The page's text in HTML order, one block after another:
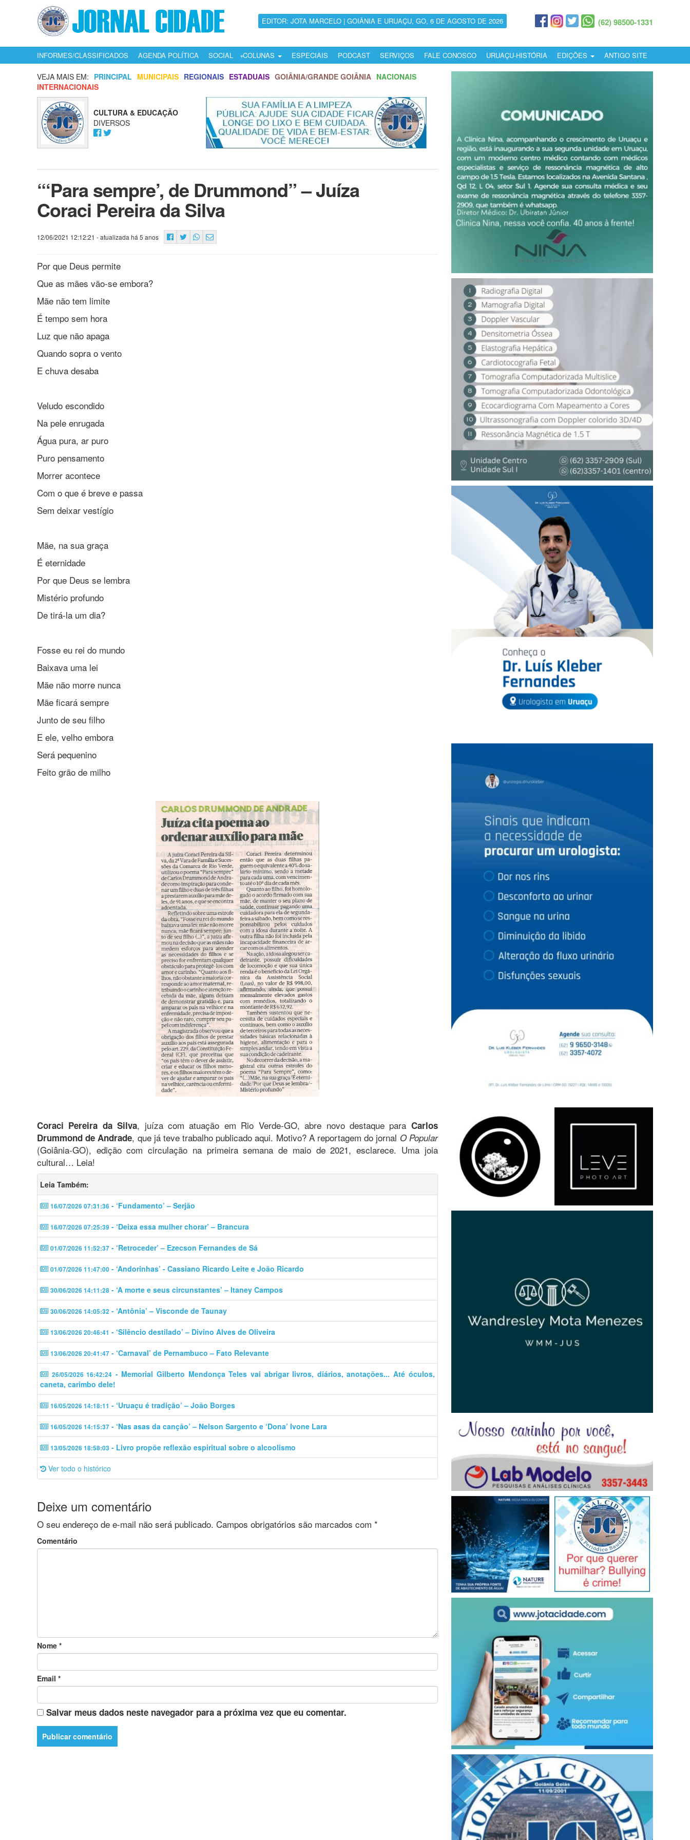
EDITOR: JOTA MARCELO | GOIÂNIA E URUAÇU, GO, 6 DE AGOSTO DE 2026 (62) 98500-1331
INFORMES/CLASSIFICADOS AGENDA POLÍTICA SOCIAL COLUNAS ESPECIAIS PODCAST SERVIÇOS FALE CONOSCO URUAÇU-HISTÓRIA EDIÇÕES ANTIGO SITE
VEJA MAIS EM: PRINCIPAL MUNICIPAIS REGIONAIS ESTADUAIS GOIÂNIA/GRANDE GOIÂNIA NACIONAIS
INTERNACIONAIS
CULTURA & EDUCAÇÃO
DIVERSOS
“‘Para sempre’, de Drummond” – Juíza
Coraci Pereira da Silva
12/06/2021 12:12:21 - atualizada há 5 anos
Por que Deus permite
Que as mães vão-se embora?
Mãe não tem limite
É tempo sem hora
Luz que não apaga
Quando sopra o vento
E chuva desaba
Veludo escondido
Na pele enrugada
Água pura, ar puro
Puro pensamento
Morrer acontece
Com o que é breve e passa
Sem deixar vestígio
Mãe, na sua graça
É eternidade
Por que Deus se lembra
Mistério profundo
De tirá-la um dia?
Fosse eu rei do mundo
Baixava uma lei
Mãe não morre nunca
Mãe ficará sempre
Junto de seu filho
E ele, velho embora
Será pequenino
Feito grão de milho
Coraci Pereira da Silva, juíza com atuação em Rio Verde-GO, abre novo destaque para Carlos
Drummond de Andrade, que já teve trabalho publicado aqui. Motivo? A reportagem do jornal O Popular
(Goiânia-GO), edição com circulação na primeira semana de maio de 2021, esclarece. Uma joia
cultural… Leia!
Leia Também:
16/07/2026 07:31:36 - ‘Fundamento’ – Serjão
16/07/2026 07:25:39 - ‘Deixa essa mulher chorar’ – Brancura
01/07/2026 11:52:37 - ‘Retroceder’ – Ezecson Fernandes de Sá
01/07/2026 11:47:00 - ‘Andorinhas’ - Cassiano Ricardo Leite e João Ricardo
30/06/2026 14:11:28 - ‘A morte e seus circunstantes’ – Itaney Campos
30/06/2026 14:05:32 - ‘Antônia’ – Visconde de Taunay
13/06/2026 20:46:41 - ‘Silêncio destilado’ – Divino Alves de Oliveira
13/06/2026 20:41:47 - ‘Carnaval’ de Pernambuco – Fato Relevante
26/05/2026 16:42:24 - Memorial Gilberto Mendonça Teles vai abrigar livros, diários, anotações... Até óculos,
caneta, carimbo dele!
16/05/2026 14:18:11 - ‘Uruaçu é tradição’ – João Borges
16/05/2026 14:15:37 - ‘Nas asas da canção’ – Nelson Sargento e ‘Dona’ Ivone Lara
13/05/2026 18:58:03 - Livro propõe reflexão espiritual sobre o alcoolismo
Ver todo o histórico
Deixe um comentário
O seu endereço de e-mail não será publicado. Campos obrigatórios são marcados com *
Comentário
Nome *
Email *
Salvar meus dados neste navegador para a próxima vez que eu comentar.